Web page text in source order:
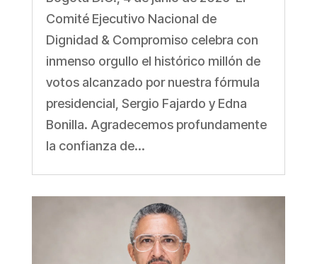
Comité Ejecutivo Nacional de
Dignidad & Compromiso celebra con
inmenso orgullo el histórico millón de
votos alcanzado por nuestra fórmula
presidencial, Sergio Fajardo y Edna
Bonilla. Agradecemos profundamente
la confianza de...